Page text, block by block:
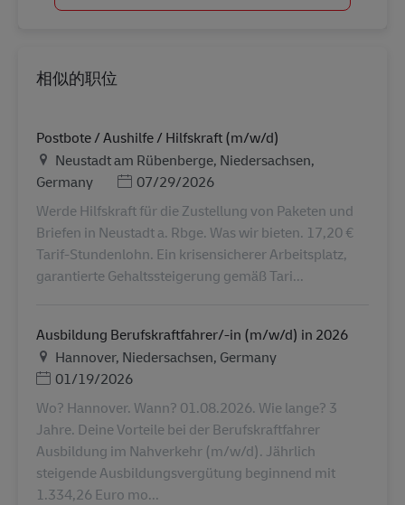
相似的职位
Postbote / Aushilfe / Hilfskraft (m/w/d)
地点Neustadt am Rübenberge, Niedersachsen,
Germany
Posted Date
07/29/2026
Werde Hilfskraft für die Zustellung von Paketen und
Briefen in Neustadt a. Rbge. Was wir bieten. 17,20 €
Tarif-Stundenlohn. Ein krisensicherer Arbeitsplatz,
garantierte Gehaltssteigerung gemäß Tari...
Ausbildung Berufskraftfahrer/-in (m/w/d) in 2026
地点Hannover, Niedersachsen, Germany
Posted Date
01/19/2026
Wo? Hannover. Wann? 01.08.2026. Wie lange? 3
Jahre. Deine Vorteile bei der Berufskraftfahrer
Ausbildung im Nahverkehr (m/w/d). Jährlich
steigende Ausbildungsvergütung beginnend mit
1.334,26 Euro mo...